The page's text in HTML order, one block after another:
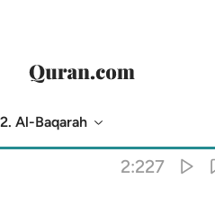
2. Al-BaqarahBản dịch
2:227